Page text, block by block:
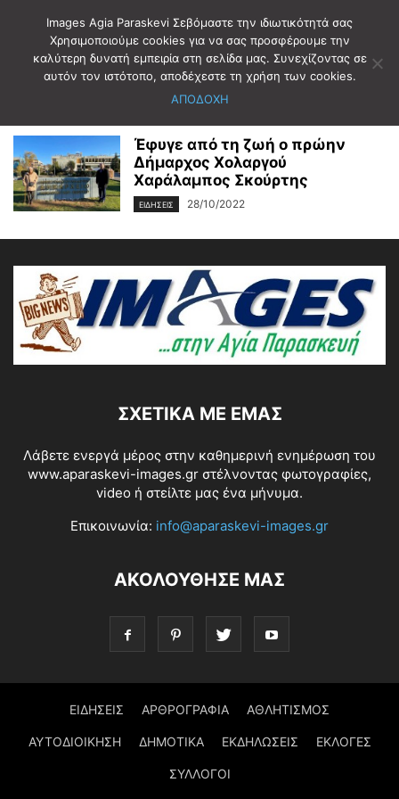
Αρχική Ετικέτες ΧΑΡΑΛΑΜΠΟΣ ΣΚΟΥΡΤΗΣ
ΧΑΡΑΛΑΜΠΟΣ ΣΚΟΥΡΤΗΣ
Έφυγε από τη ζωή ο πρώην
Δήμαρχος Χολαργού
Χαράλαμπος Σκούρτης
ΕΙΔΗΣΕΙΣ 28/10/2022
ΣΧΕΤΙΚΆ ΜΕ ΕΜΆΣ
Λάβετε ενεργά μέρος στην καθημερινή ενημέρωση του
www.aparaskevi-images.gr στέλνοντας φωτογραφίες,
video ή στείλτε μας ένα μήνυμα.
Επικοινωνία: info@aparaskevi-images.gr
ΑΚΟΛΟΥΘΗΣΕ ΜΑΣ
ΕΙΔΗΣΕΙΣ ΑΡΘΡΟΓΡΑΦΙΑ ΑΘΛΗΤΙΣΜΟΣ
ΑΥΤΟΔΙΟΙΚΗΣΗ ΔΗΜΟΤΙΚΑ ΕΚΔΗΛΩΣΕΙΣ ΕΚΛΟΓΕΣ
ΣΥΛΛΟΓΟΙ
Images Agia Paraskevi Σεβόμαστε την ιδιωτικότητά σας
Χρησιμοποιούμε cookies για να σας προσφέρουμε την
καλύτερη δυνατή εμπειρία στη σελίδα μας. Συνεχίζοντας σε
αυτόν τον ιστότοπο, αποδέχεστε τη χρήση των cookies.
ΑΠΟΔΟΧΗ